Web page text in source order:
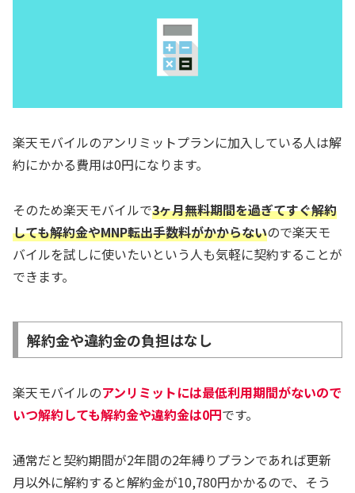
楽天モバイルのアンリミットプランに加入している人は解
約にかかる費用は0円になります。
そのため楽天モバイルで3ヶ月無料期間を過ぎてすぐ解約
しても解約金やMNP転出手数料がかからないので楽天モ
バイルを試しに使いたいという人も気軽に契約することが
できます。
解約金や違約金の負担はなし
楽天モバイルのアンリミットには最低利用期間がないので
いつ解約しても解約金や違約金は0円です。
通常だと契約期間が2年間の2年縛りプランであれば更新
月以外に解約すると解約金が10,780円かかるので、そう